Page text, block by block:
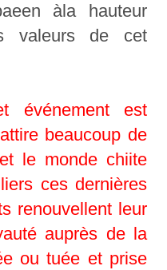
àla hauteur
valeurs de cet
événement est
beaucoup de
le monde chiite
ces dernières
renouvellent leur
auprès de la
ou tuée et prise